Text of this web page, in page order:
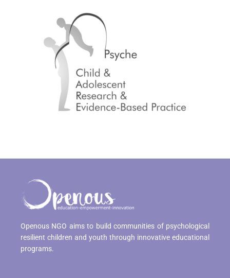
Openous NGO aims to build communities of psychological
resilient children and youth through innovative educational
programs.